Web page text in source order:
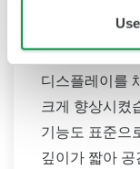
UT35A/
함께 읽기 쉬
디스플레이를
크게 향상시켰
기능도 표준으
깊이가 짧아